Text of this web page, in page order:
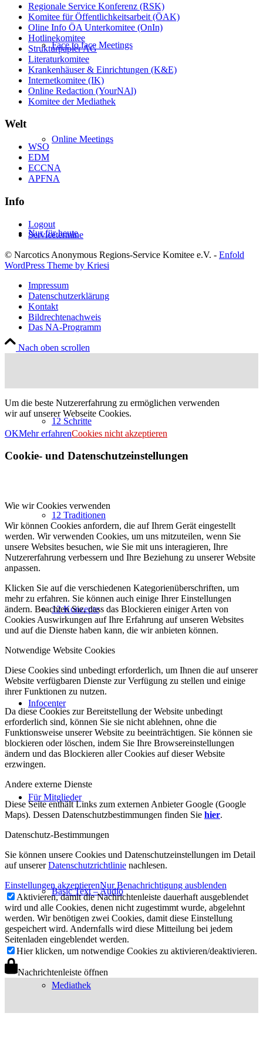
Face to face Meetings
Online Meetings
Nur für heute
Das NA-Programm
12 Schritte
12 Traditionen
12 Konzepte
Infocenter
Für Mitglieder
Basic Text – Audio
Mediathek
Regionale Service Konferenz (RSK)
Komitee für Öffentlichkeitsarbeit (ÖAK)
Oline Info ÖA Unterkomitee (OnIn)
Hotlinekomitee
Strukturpapier AG
Literaturkomitee
Krankenhäuser & Einrichtungen (K&E)
Internetkomitee (IK)
Online Redaction (YourNAl)
Komitee der Mediathek
Welt
WSO
EDM
ECCNA
APFNA
Info
Logout
Servicetermine
© Narcotics Anonymous Regions-Service Komitee e.V. - Enfold
WordPress Theme by Kriesi
Impressum
Datenschutzerklärung
Kontakt
Bildrechtenachweis
Nach oben scrollen
Um die beste Nutzererfahrung zu ermöglichen verwenden
wir auf unserer Webseite Cookies.
OKMehr erfahrenCookies nicht akzeptieren
Cookie- und Datenschutzeinstellungen
Wie wir Cookies verwenden
Wir können Cookies anfordern, die auf Ihrem Gerät eingestellt
werden. Wir verwenden Cookies, um uns mitzuteilen, wenn Sie
unsere Websites besuchen, wie Sie mit uns interagieren, Ihre
Nutzererfahrung verbessern und Ihre Beziehung zu unserer Website
anpassen.
Klicken Sie auf die verschiedenen Kategorienüberschriften, um
mehr zu erfahren. Sie können auch einige Ihrer Einstellungen
ändern. Beachten Sie, dass das Blockieren einiger Arten von
Cookies Auswirkungen auf Ihre Erfahrung auf unseren Websites
und auf die Dienste haben kann, die wir anbieten können.
Notwendige Website Cookies
Diese Cookies sind unbedingt erforderlich, um Ihnen die auf unserer
Website verfügbaren Dienste zur Verfügung zu stellen und einige
ihrer Funktionen zu nutzen.
Da diese Cookies zur Bereitstellung der Website unbedingt
erforderlich sind, können Sie sie nicht ablehnen, ohne die
Funktionsweise unserer Website zu beeinträchtigen. Sie können sie
blockieren oder löschen, indem Sie Ihre Browsereinstellungen
ändern und das Blockieren aller Cookies auf dieser Website
erzwingen.
Andere externe Dienste
Diese Seite enthält Links zum externen Anbieter Google (Google
Maps). Dessen Datenschutzbestimmungen finden Sie hier.
Datenschutz-Bestimmungen
Sie können unsere Cookies und Datenschutzeinstellungen im Detail
auf unsererDatenschutzrichtlinie nachlesen.
Einstellungen akzeptierenNur Benachrichtigung ausblenden
Aktivieren, damit die Nachrichtenleiste dauerhaft ausgeblendet
wird und alle Cookies, denen nicht zugestimmt wurde, abgelehnt
werden. Wir benötigen zwei Cookies, damit diese Einstellung
gespeichert wird. Andernfalls wird diese Mitteilung bei jedem
Seitenladen eingeblendet werden.
Hier klicken, um notwendige Cookies zu aktivieren/deaktivieren.
Nachrichtenleiste öffnen